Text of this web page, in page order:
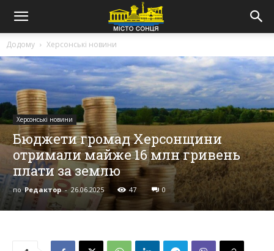
Додому Херсонські новини
Херсонські новини
Бюджети громад Херсонщини
отримали майже 16 млн гривень
плати за землю
по Редактор - 26.06.2025 47 0